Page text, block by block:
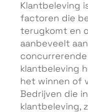
Klantbeleving
factoren die
terugkomt en
aanbeveelt
klantbeleving
het winnen of
Bedrijven die
klantbeleving,